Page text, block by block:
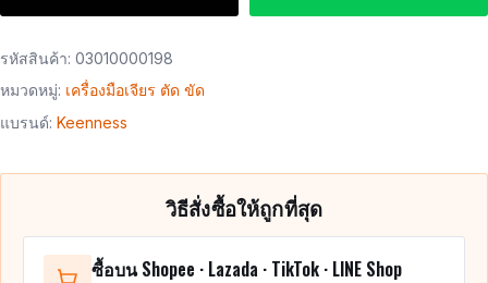
รหัสสินค้า: 03010000198
หมวดหมู่: เครื่องมือเจียร ตัด ขัด
แบรนด์: Keenness
วิธีสั่งซื้อให้ถูกที่สุด
ซื้อบน Shopee · Lazada · TikTok · LINE Shop